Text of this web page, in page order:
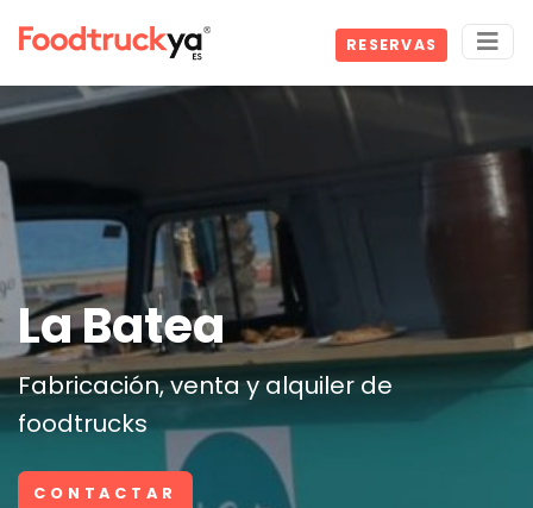
RESERVAS
La Batea
Fabricación, venta y alquiler de
foodtrucks
CONTACTAR